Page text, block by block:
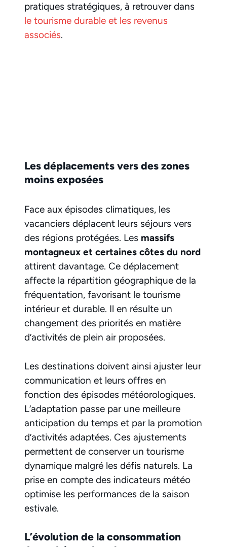
pratiques stratégiques, à retrouver dans
le tourisme durable et les revenus
associés.
Les déplacements vers des zones
moins exposées
Face aux épisodes climatiques, les
vacanciers déplacent leurs séjours vers
des régions protégées. Les massifs
montagneux et certaines côtes du nord
attirent davantage. Ce déplacement
affecte la répartition géographique de la
fréquentation, favorisant le tourisme
intérieur et durable. Il en résulte un
changement des priorités en matière
d’activités de plein air proposées.
Les destinations doivent ainsi ajuster leur
communication et leurs offres en
fonction des épisodes météorologiques.
L’adaptation passe par une meilleure
anticipation du temps et par la promotion
d’activités adaptées. Ces ajustements
permettent de conserver un tourisme
dynamique malgré les défis naturels. La
prise en compte des indicateurs météo
optimise les performances de la saison
estivale.
L’évolution de la consommation